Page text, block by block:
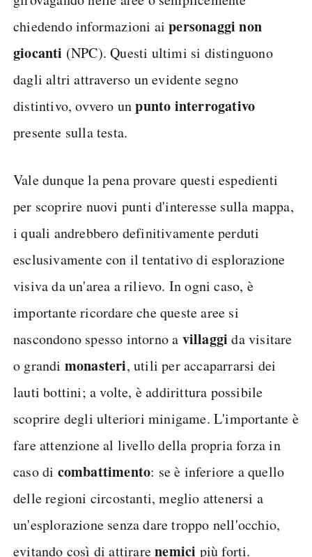
chiedendo informazioni aipersonaggi non
giocanti (NPC). Questi ultimi si distinguono
dagli altri attraverso un evidente segno
distintivo, ovvero unpunto interrogativo
presente sulla testa.
Vale dunque la pena provare questi espedienti
per scoprire nuovi punti d'interesse sulla mappa,
i quali andrebbero definitivamente perduti
esclusivamente con il tentativo di esplorazione
visiva da un'area a rilievo. In ogni caso, è
importante ricordare che queste aree si
nascondono spesso intorno a villaggi da visitare
o grandi monasteri, utili per accaparrarsi dei
lauti bottini; a volte, è addirittura possibile
scoprire degli ulteriori minigame. L'importante è
fare attenzione al livello della propria forza in
caso di combattimento: se è inferiore a quello
delle regioni circostanti, meglio attenersi a
un'esplorazione senza dare troppo nell'occhio,
evitando così di attirarenemici più forti.